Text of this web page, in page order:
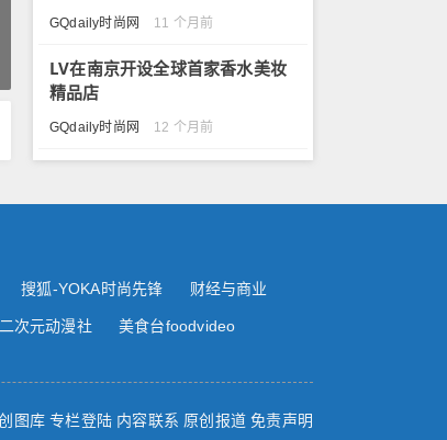
GQdaily时尚网 11 个月前
LV在南京开设全球首家香水美妆
精品店
GQdaily时尚网 12 个月前
搜狐-YOKA时尚先锋 财经与商业
二次元动漫社 美食台foodvideo
图库 专栏登陆 内容联系 原创报道 免责声明